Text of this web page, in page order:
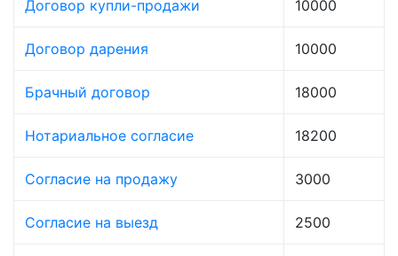
Договор купли-продажи 10000
Договор дарения 10000
Брачный договор 18000
Нотариальное согласие 18200
Согласие на продажу 3000
Согласие на выезд 2500